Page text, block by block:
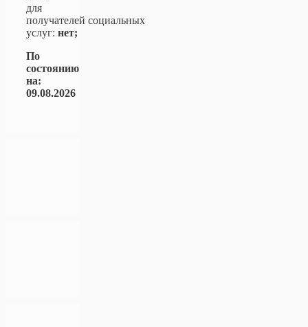
для
получателей социальных
услуг: нет;
По
состоянию
на:
09.08.2026